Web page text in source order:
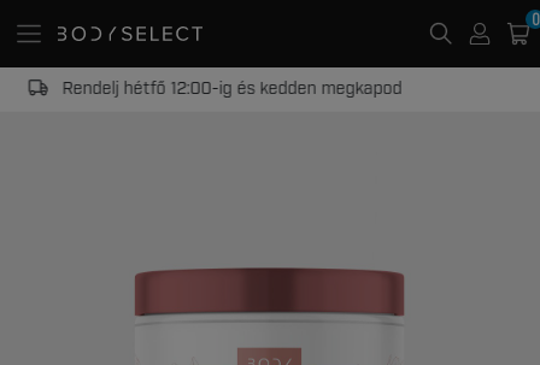
20 000 Ft -tól ingyenes kiszállítás
0